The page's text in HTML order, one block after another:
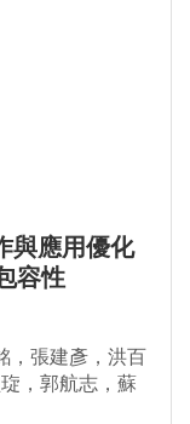
與應用優化
容性
，張建彥，洪百
，郭航志，蘇